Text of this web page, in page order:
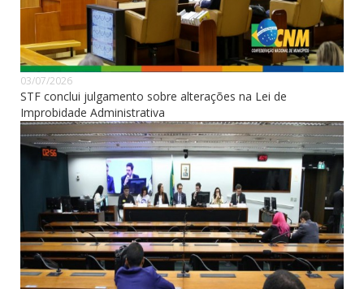
03/07/2026
STF conclui julgamento sobre alterações na Lei de
Improbidade Administrativa